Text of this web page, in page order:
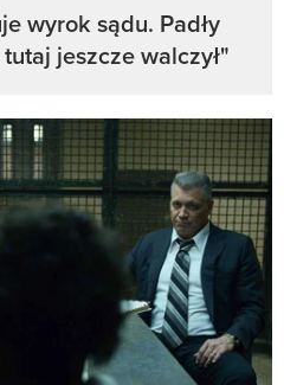
wyrok sądu. Padły
jeszcze walczył"